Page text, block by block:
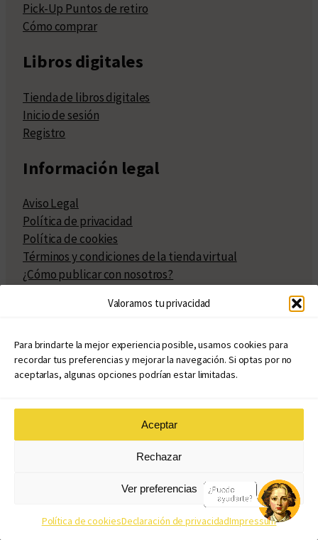
Valoramos tu privacidad
Para brindarte la mejor experiencia posible, usamos cookies para
recordar tus preferencias y mejorar la navegación. Si optas por no
aceptarlas, algunas opciones podrían estar limitadas.
Aceptar
Rechazar
Ver preferencias
Política de cookiesDeclaración de privacidadImpressum
Pick-Up Puntos de retiro
Cómo comprar
Libros digitales
Tienda de libros digitales
Inicio de sesión
Registro
Información legal
Aviso Legal
Política de privacidad
Política de cookies
Términos y condiciones de la tienda virtual
¿Cómo publicar con nosotros?
Políticas de publicación
Políticas de coedición
Atribuciones